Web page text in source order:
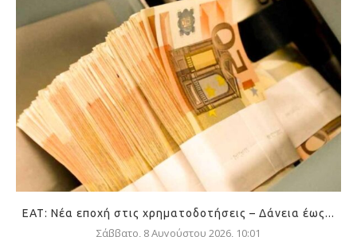
ΕΑΤ: Νέα εποχή στις χρηματοδοτήσεις – Δάνεια έως...
Σάββατο, 8 Αυγούστου 2026, 10:01